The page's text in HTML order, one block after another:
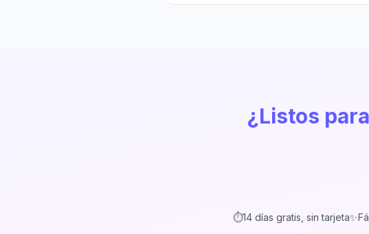
¿Listos
⏱️14 días gratis, sin tarjeta✨